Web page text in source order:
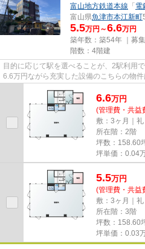
富山地方鉄道本線 「 電
富山県魚津市本江新町
5.5万円～6.6万円
築年数：築54年 ｜募集
階数：4階建
目的に応じて駅を選べることが、2駅利用
6.6万円ながら充実した設備のこちらの物
6.6万円
(管理費・共益
敷：3ヶ月｜礼
所在階：2階
坪数：158.60
坪単価： 0.04
5.5万円
(管理費・共益
敷：3ヶ月｜礼
所在階：3階
坪数：158.60
坪単価： 0.03